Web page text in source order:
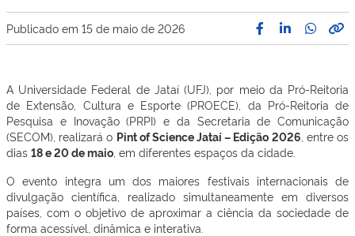
Publicado em 15 de maio de 2026
A Universidade Federal de Jataí (UFJ), por meio da Pró-Reitoria
de Extensão, Cultura e Esporte (PROECE), da Pró-Reitoria de
Pesquisa e Inovação (PRPI) e da Secretaria de Comunicação
(SECOM), realizará o Pint of Science Jataí – Edição 2026 , entre os
dias 18 e 20 de maio , em diferentes espaços da cidade.
O evento integra um dos maiores festivais internacionais de
divulgação científica, realizado simultaneamente em diversos
países, com o objetivo de aproximar a ciência da sociedade de
forma acessível, dinâmica e interativa.